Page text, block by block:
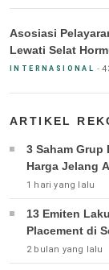
Asosiasi
Lewati Selat
INTERNASIONAL
ARTIKEL
3 Saham
Harga Jelang
1 hari yang lalu
13 Emiten
Placement di
2 bulan yang lalu